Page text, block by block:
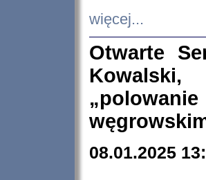
więcej...
Otwarte
08.01.2025